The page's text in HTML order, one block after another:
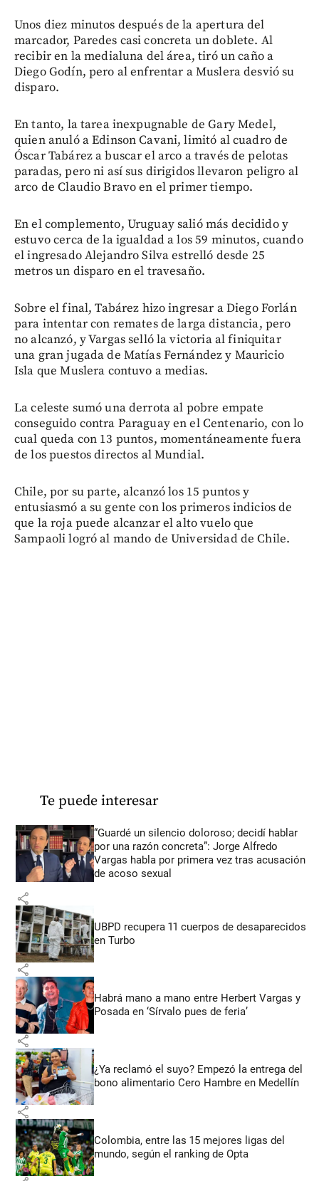
Unos diez minutos después de la apertura del
marcador, Paredes casi concreta un doblete. Al
recibir en la medialuna del área, tiró un caño a
Diego Godín, pero al enfrentar a Muslera desvió su
disparo.
En tanto, la tarea inexpugnable de Gary Medel,
quien anuló a Edinson Cavani, limitó al cuadro de
Óscar Tabárez a buscar el arco a través de pelotas
paradas, pero ni así sus dirigidos llevaron peligro al
arco de Claudio Bravo en el primer tiempo.
En el complemento, Uruguay salió más decidido y
estuvo cerca de la igualdad a los 59 minutos, cuando
el ingresado Alejandro Silva estrelló desde 25
metros un disparo en el travesaño.
Sobre el final, Tabárez hizo ingresar a Diego Forlán
para intentar con remates de larga distancia, pero
no alcanzó, y Vargas selló la victoria al finiquitar
una gran jugada de Matías Fernández y Mauricio
Isla que Muslera contuvo a medias.
La celeste sumó una derrota al pobre empate
conseguido contra Paraguay en el Centenario, con lo
cual queda con 13 puntos, momentáneamente fuera
de los puestos directos al Mundial.
Chile, por su parte, alcanzó los 15 puntos y
entusiasmó a su gente con los primeros indicios de
que la roja puede alcanzar el alto vuelo que
Sampaoli logró al mando de Universidad de Chile.
Te puede interesar
“Guardé un silencio doloroso; decidí hablar
por una razón concreta”: Jorge Alfredo
Vargas habla por primera vez tras acusación
de acoso sexual
share
UBPD recupera 11 cuerpos de desaparecidos
en Turbo
share
Habrá mano a mano entre Herbert Vargas y
Posada en ‘Sírvalo pues de feria’
share
¿Ya reclamó el suyo? Empezó la entrega del
bono alimentario Cero Hambre en Medellín
share
Colombia, entre las 15 mejores ligas del
mundo, según el ranking de Opta